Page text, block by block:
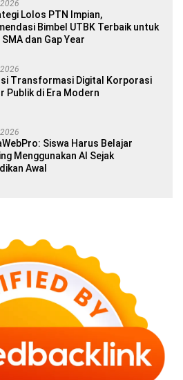
Lolos PTN Impian,
Bimbel UTBK Terbaik untuk
SMA dan Gap Year
Transformasi Digital Korporasi
Publik di Era Modern
Siswa Harus Belajar
Menggunakan AI Sejak
Awal